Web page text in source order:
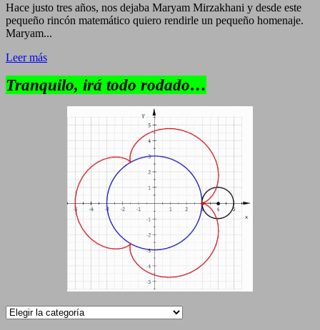
Hace justo tres años, nos dejaba Maryam Mirzakhani y desde este
pequeño rincón matemático quiero rendirle un pequeño homenaje.
Maryam...
Leer más
Tranquilo, irá todo rodado…
Categorías